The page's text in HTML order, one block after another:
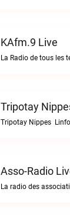
KAfm.9 Live
La Radio de tous les
Tripotay
Asso-Radio
La radio des